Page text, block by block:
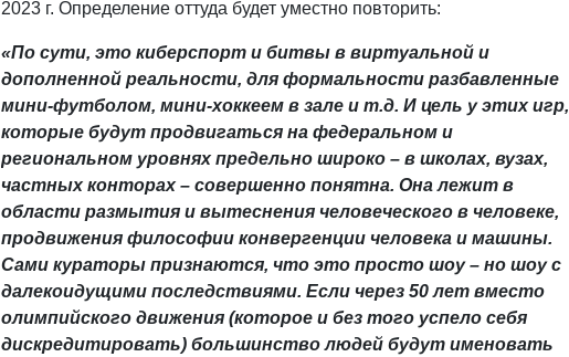
2023 г. Определение оттуда будет уместно повторить:
«По сути, это киберспорт и битвы в виртуальной и
дополненной реальности, для формальности разбавленные
мини-футболом, мини-хоккеем в зале и т.д. И цель у этих игр,
которые будут продвигаться на федеральном и
региональном уровнях предельно широко – в школах, вузах,
частных конторах – совершенно понятна. Она лежит в
области размытия и вытеснения человеческого в человеке,
продвижения философии конвергенции человека и машины.
Сами кураторы признаются, что это просто шоу – но шоу с
далекоидущими последствиями. Если через 50 лет вместо
олимпийского движения (которое и без того успело себя
дискредитировать) большинство людей будут именовать